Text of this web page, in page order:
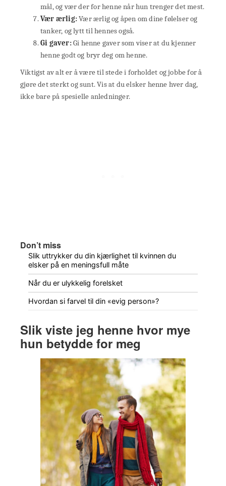
mål, og vær der for henne når hun trenger det mest.
Vær ærlig:Vær ærlig og åpen om dine følelser og
tanker, og lytt til hennes også.
Gi gaver:Gi henne gaver som viser at du kjenner
henne godt og bryr deg om henne.
Viktigst av alt er å være til stede i forholdet og jobbe for å
gjøre det sterkt og sunt. Vis at du elsker henne hver dag,
ikke bare på spesielle anledninger.
Don’t miss
Slik uttrykker du din kjærlighet til kvinnen du
elsker på en meningsfull måte
Når du er ulykkelig forelsket
Hvordan si farvel til din «evig person»?
Slik viste jeg henne hvor mye
hun betydde for meg